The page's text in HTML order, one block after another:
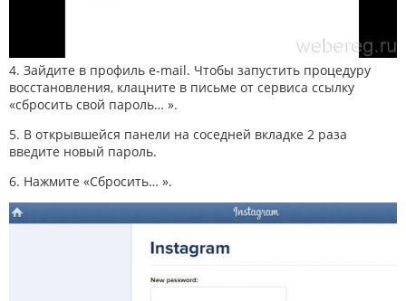
4. Зайдите в профиль e-mail. Чтобы запустить процедуру
восстановления, клацните в письме от сервиса ссылку
«сбросить свой пароль… ».
5. В открывшейся панели на соседней вкладке 2 раза
введите новый пароль.
6. Нажмите «Сбросить… ».